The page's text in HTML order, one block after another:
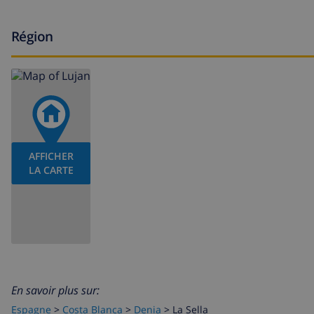
service d'aéroport
lit additionnel et 2 lits enfant/lits bébé (sur demande)
Divertissement et activités de loisirs pour les vacances à
cinéma et bar (dans un rayon de 5 kilomètres de la
Choses à voir et culture à Denia, sur la Costa Blanca
tennis et golf (La Sella Golf) (dans un rayon de 1000
Région
AFFICHER
LA CARTE
En savoir plus sur:
Espagne > Costa Blanca > Denia > La Sella